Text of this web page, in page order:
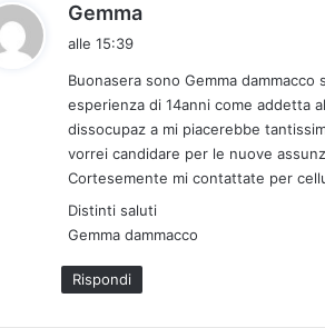
Gemma
e
t
t
o
:
alle 15:39
Buonasera sono Gemma
esperienza di 14anni come addetta
dissocupaz a mi piacerebbe
vorrei candidare per le nuove
Cortesemente mi contattate per
Distinti saluti
Gemma dammacco
Rispondi